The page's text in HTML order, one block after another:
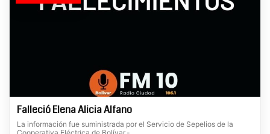
Falleció Elena Alicia Alfano
La información fue suministrada por el Servicio de Sepelios de la